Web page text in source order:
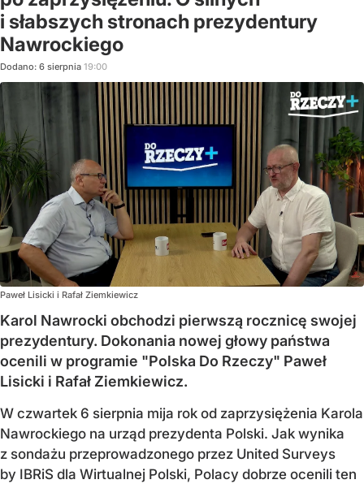
i słabszych stronach prezydentury
Nawrockiego
Dodano: 6 sierpnia 19:00
Paweł Lisicki i Rafał Ziemkiewicz
Karol Nawrocki obchodzi pierwszą rocznicę swojej
prezydentury. Dokonania nowej głowy państwa
ocenili w programie "Polska Do Rzeczy" Paweł
Lisicki i Rafał Ziemkiewicz.
W czwartek 6 sierpnia mija rok od zaprzysiężenia Karola
Nawrockiego na urząd prezydenta Polski. Jak wynika
z sondażu przeprowadzonego przez United Surveys
by IBRiS dla Wirtualnej Polski, Polacy dobrze ocenili ten